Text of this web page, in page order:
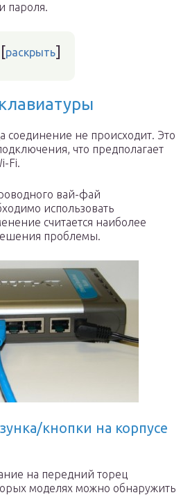
пароля.
[раскрыть]
соединение не происходит. Это
что предполагает
Fi.
вай-фай
использовать
считается наиболее
проблемы.
кнопки на корпусе
на передний торец
моделях можно обнаружить